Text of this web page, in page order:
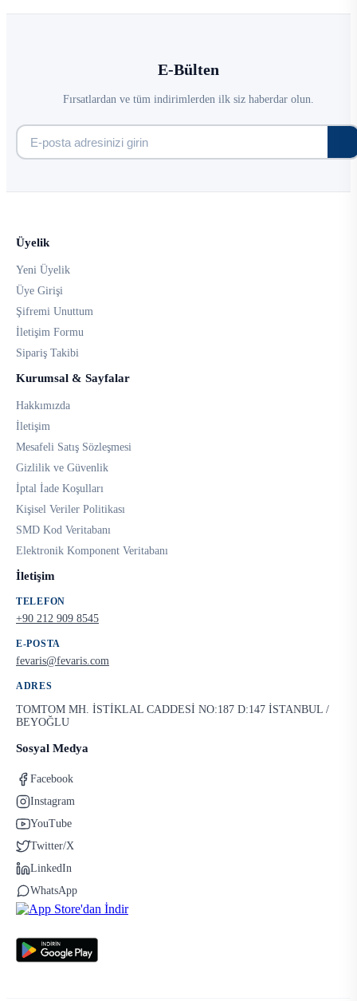
E-Bülten
Fırsatlardan ve tüm indirimlerden ilk siz haberdar olun.
Üyelik
Yeni Üyelik
Üye Girişi
Şifremi Unuttum
İletişim Formu
Sipariş Takibi
Kurumsal & Sayfalar
Hakkımızda
İletişim
Mesafeli Satış Sözleşmesi
Gizlilik ve Güvenlik
İptal İade Koşulları
Kişisel Veriler Politikası
SMD Kod Veritabanı
Elektronik Komponent Veritabanı
İletişim
TELEFON
+90 212 909 8545
E-POSTA
fevaris@fevaris.com
ADRES
TOMTOM MH. İSTİKLAL CADDESİ NO:187 D:147 İSTANBUL /
BEYOĞLU
Sosyal Medya
Facebook
Instagram
YouTube
Twitter/X
LinkedIn
WhatsApp